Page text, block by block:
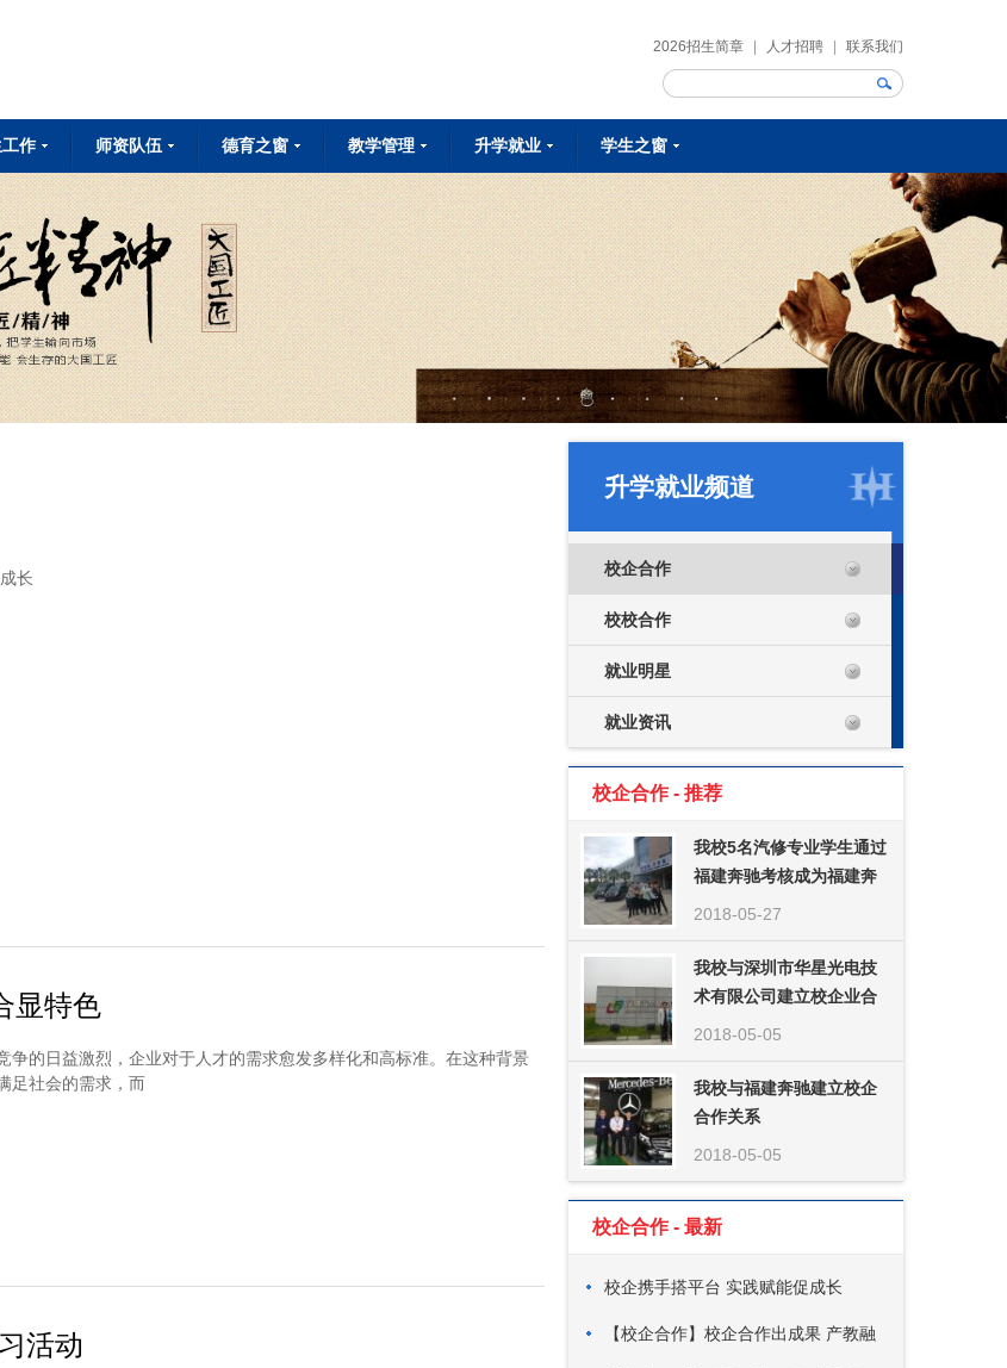
2026招生简章 人才招聘 联系我们
作
置
章
答
名
师资队伍
教师简介
教师成长
教师荣誉
德育之窗
国旗下讲话
班级建设
德育动态
教学管理
校内实训
企业实训
技能竞赛
升学就业
校企合作
校校合作
就业明星
就业资讯
学生之窗
课余生活
学生作品
学生风采
社团活动
长
显特色
争的日益激烈，企业对于人才的需求愈发多样化和高标准。在这种背景
足社会的需求，而
活动
升学就业频道
校企合作
校校合作
就业明星
就业资讯
校企合作 - 推荐
我校5名汽修专业学生通过
福建奔驰考核成为福建奔
驰员工
2018-05-27
我校与深圳市华星光电技
术有限公司建立校企业合
作关系
2018-05-05
我校与福建奔驰建立校企
合作关系
2018-05-05
校企合作 - 最新
校企携手搭平台 实践赋能促成长
【校企合作】校企合作出成果 产教融